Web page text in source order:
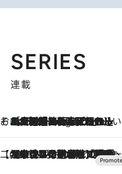
SERIES
連載
そおだよおこの関西おいしい、おやつ紀行8 Hours Ago
［大阪府箕面市］一皿一皿目の前で仕上げられる、料理を巧みに組み込んだアシェットデセールコース「ミチル アシェット デセール（Michiru assiette dessert）」
【CREA×星野リゾート】唯一無二。癒しと発見が待つ場所へ
2026.8.7
【トンボの足水浴】ヒノキの香りに包まれて涼感マックス！約13℃の湧水かけ流しを避暑地「星野温泉 トンボの湯」で体験